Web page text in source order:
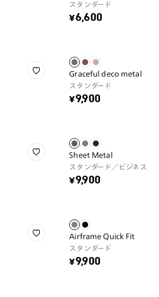
スタンダード
¥6,600
Graceful deco metal
スタンダード
¥9,900
Sheet Metal
スタンダード／ビジネス
¥9,900
Airframe Quick Fit
スタンダード
¥9,900